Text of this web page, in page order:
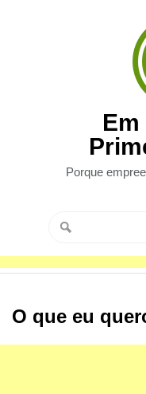
Porque
O que eu